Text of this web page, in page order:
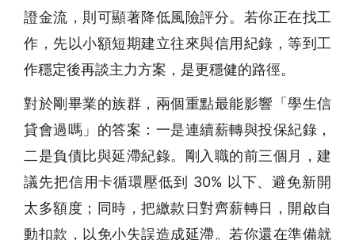
證金流，則可顯著降低風險評分。若你正在找工
作，先以小額短期建立往來與信用紀錄，等到工
作穩定後再談主力方案，是更穩健的路徑。
對於剛畢業的族群，兩個重點最能影響「學生信
貸會過嗎」的答案：一是連續薪轉與投保紀錄，
二是負債比與延滯紀錄。剛入職的前三個月，建
議先把信用卡循環壓低到 30% 以下、避免新開
太多額度；同時，把繳款日對齊薪轉日，開啟自
動扣款，以免小失誤造成延滯。若你還在準備就